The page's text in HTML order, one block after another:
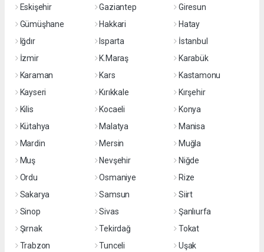
Eskişehir
Gaziantep
Giresun
Gümüşhane
Hakkari
Hatay
Iğdır
Isparta
İstanbul
İzmir
K.Maraş
Karabük
Karaman
Kars
Kastamonu
Kayseri
Kırıkkale
Kırşehir
Kilis
Kocaeli
Konya
Kütahya
Malatya
Manisa
Mardin
Mersin
Muğla
Muş
Nevşehir
Niğde
Ordu
Osmaniye
Rize
Sakarya
Samsun
Siirt
Sinop
Sivas
Şanlıurfa
Şırnak
Tekirdağ
Tokat
Trabzon
Tunceli Uşak